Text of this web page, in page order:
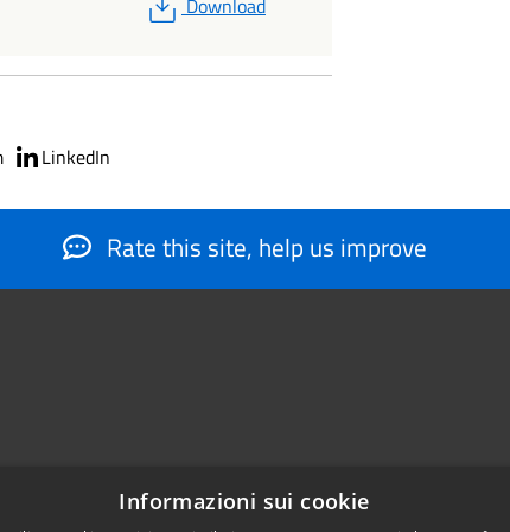
Download
LinkedIn
Rate this site, help us improve
Informazioni sui cookie